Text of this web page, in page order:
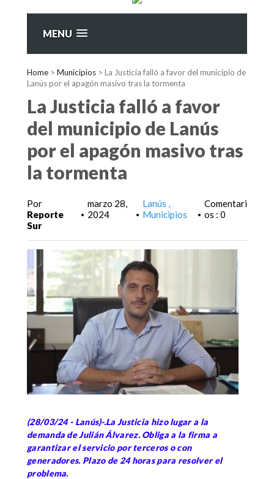
MENU
Home > Municipios > La Justicia falló a favor del municipio de
Lanús por el apagón masivo tras la tormenta
La Justicia falló a favor
del municipio de Lanús
por el apagón masivo tras
la tormenta
Por
Reporte
Sur
•
marzo 28,
2024
•
Lanús
Municipios
•
Comentari
os : 0
(28/03/24 - Lanús)-.La Justicia hizo lugar a la
demanda de Julián Álvarez. Obliga a la firma a
garantizar el servicio por terceros o con
generadores. Plazo de 24 horas para resolver el
problema.